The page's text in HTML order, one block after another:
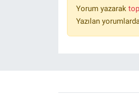
Yorum yazarak
Yazılan